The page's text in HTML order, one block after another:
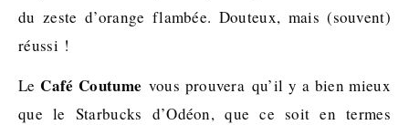
du zeste d’orange flambée. Douteux, mais (souvent)
réussi !
LeCafé Coutume vous prouvera qu’il y a bien mieux
que le Starbucks d’Odéon, que ce soit en termes